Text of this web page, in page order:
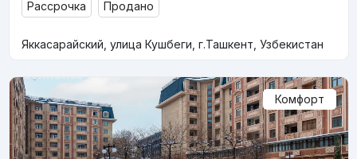
Рассрочка Продано
Яккасарайский, улица Кушбеги, г.Ташкент, Узбекистан
Комфорт